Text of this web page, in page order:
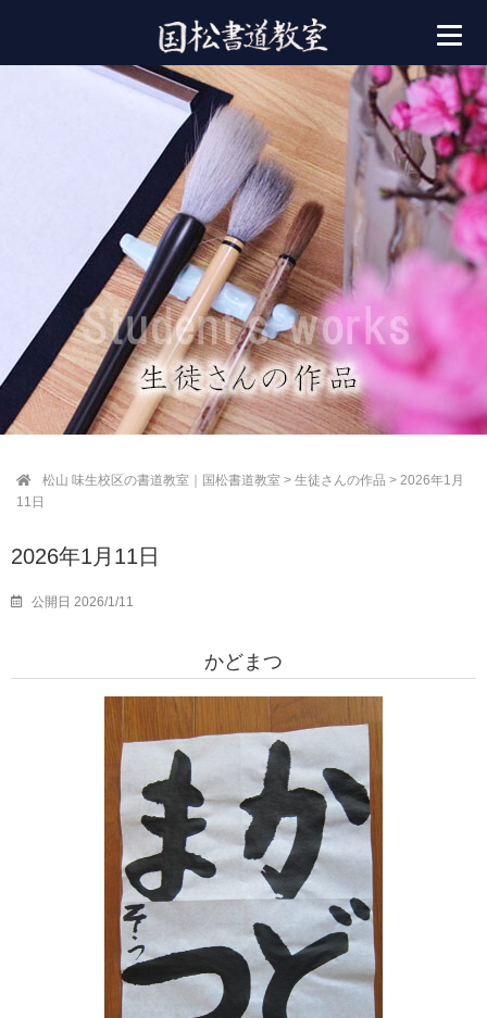
松山 味生校区の書道教室｜国松書道教室 > 生徒さんの作品 > 2026年1月
11日
2026年1月11日
公開日 2026/1/11
かどまつ